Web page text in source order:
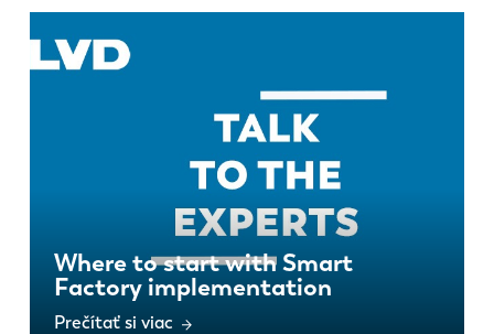
Where to start with Smart
Factory implementation
Prečítať si viac